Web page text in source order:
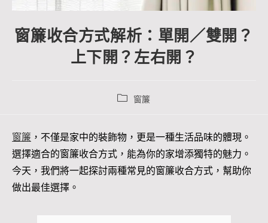
窗簾收合方式解析：單開／雙開？
上下開？左右開？
窗簾
窗簾 ，不僅是家中的裝飾物，更是一種生活品味的體現。
選擇適合的窗簾收合方式，能為你的家增添獨特的魅力。
今天，我們將一起探討兩種常見的窗簾收合方式，幫助你
做出最佳選擇。